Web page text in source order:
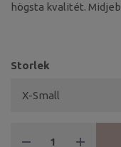
högsta kvalitét.
åt magen, medan
uppochnervända
Storlek